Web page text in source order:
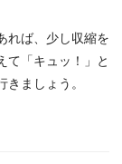
れば、少し収縮を
て「キュッ！」と
ましょう。